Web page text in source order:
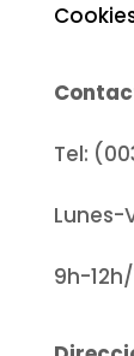
Tel:
Lunes-
9h-